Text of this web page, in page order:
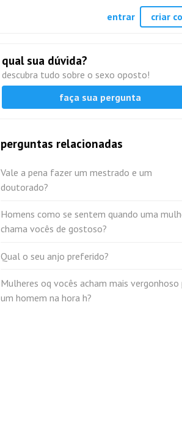
qual sua dúvida?
descubra tudo sobre o sexo oposto!
faça sua pergunta
perguntas relacionadas
Vale a pena fazer um mestrado e um
doutorado?
Homens como se sentem quando uma
chama vocês de gostoso?
Qual o seu anjo preferido?
Mulheres oq vocês acham mais vergonhoso
um homem na hora h?
entrar criar